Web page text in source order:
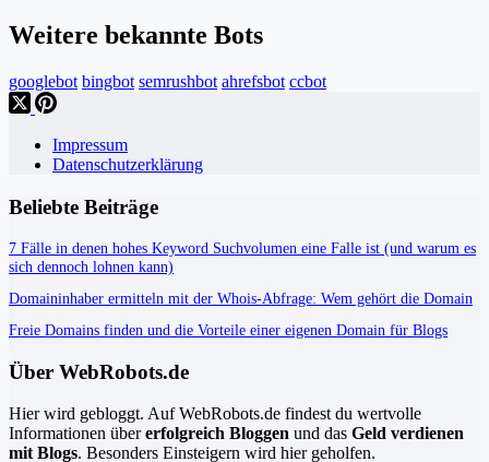
Weitere bekannte Bots
googlebot bingbot semrushbot ahrefsbot ccbot
Impressum
Datenschutzerklärung
Beliebte Beiträge
7 Fälle in denen hohes Keyword Suchvolumen eine Falle ist (und warum es
sich dennoch lohnen kann)
Domaininhaber ermitteln mit der Whois-Abfrage: Wem gehört die Domain
Freie Domains finden und die Vorteile einer eigenen Domain für Blogs
Über WebRobots.de
Hier wird gebloggt. Auf WebRobots.de findest du wertvolle
Informationen übererfolgreich Bloggen und das Geld verdienen
mit Blogs. Besonders Einsteigern wird hier geholfen.